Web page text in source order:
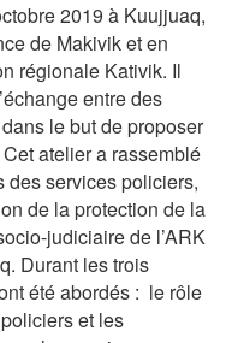
2019 à Kuujjuaq,
de Makivik et en
régionale Kativik. Il
entre des
le but de proposer
atelier a rassemblé
des services policiers,
de la protection de la
judiciaire de l’ARK
Durant les trois
été abordés : le rôle
et les